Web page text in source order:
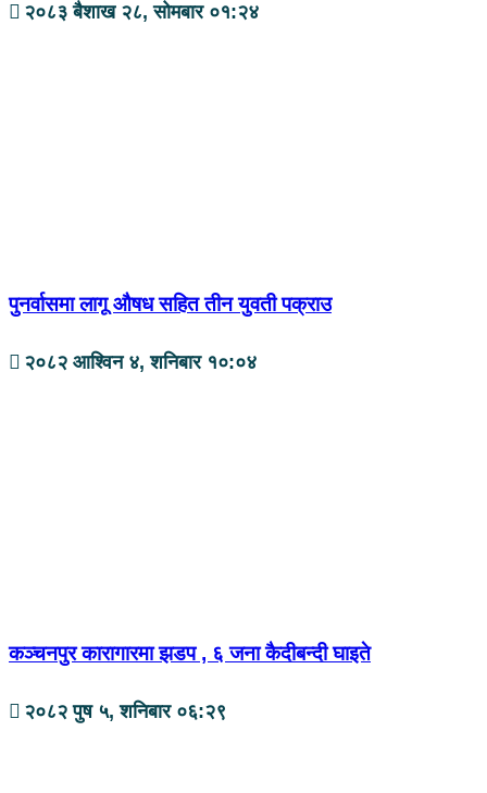
२०८३ बैशाख २८, सोमबार ०१:२४
पुनर्वासमा लागू औषध सहित तीन युवती पक्राउ
२०८२ आश्विन ४, शनिबार १०:०४
कञ्चनपुर कारागारमा झडप , ६ जना कैदीबन्दी घाइते
२०८२ पुष ५, शनिबार ०६:२९